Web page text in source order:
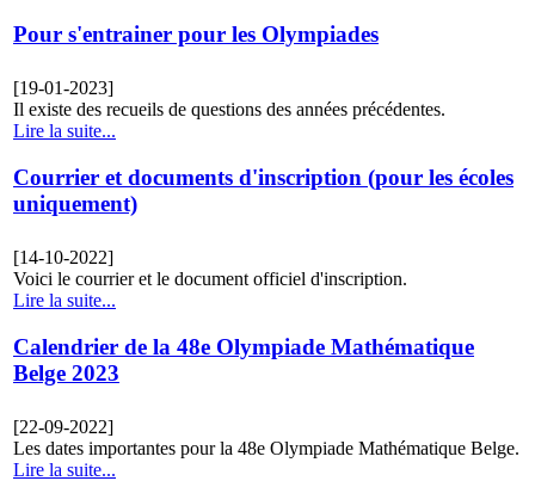
Pour s'entrainer pour les Olympiades
[19-01-2023]
Il existe des recueils de questions des années précédentes.
Lire la suite...
Courrier et documents d'inscription (pour les écoles
uniquement)
[14-10-2022]
Voici le courrier et le document officiel d'inscription.
Lire la suite...
Calendrier de la 48e Olympiade Mathématique
Belge 2023
[22-09-2022]
Les dates importantes pour la 48e Olympiade Mathématique Belge.
Lire la suite...